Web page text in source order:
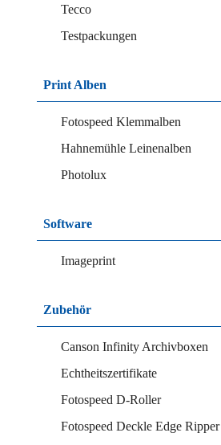
Tecco
Testpackungen
Print Alben
Fotospeed Klemmalben
Hahnemühle Leinenalben
Photolux
Software
Imageprint
Zubehör
Canson Infinity Archivboxen
Echtheitszertifikate
Fotospeed D-Roller
Fotospeed Deckle Edge Ripper